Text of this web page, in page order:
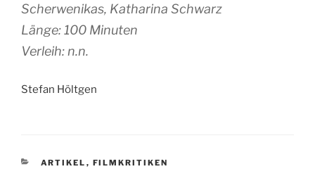
Scherwenikas, Katharina Schwarz
Länge: 100 Minuten
Verleih: n.n.
Stefan Höltgen
KATEGORIEN
ARTIKEL , FILMKRITIKEN